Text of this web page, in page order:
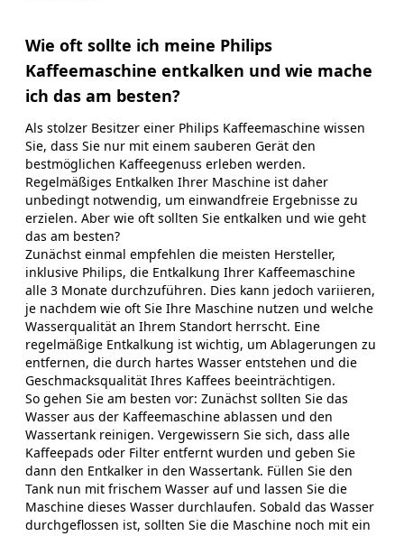
Wie oft sollte ich meine Philips
Kaffeemaschine entkalken und wie mache
ich das am besten?
Als stolzer Besitzer einer Philips Kaffeemaschine wissen
Sie, dass Sie nur mit einem sauberen Gerät den
bestmöglichen Kaffeegenuss erleben werden.
Regelmäßiges Entkalken Ihrer Maschine ist daher
unbedingt notwendig, um einwandfreie Ergebnisse zu
erzielen. Aber wie oft sollten Sie entkalken und wie geht
das am besten?
Zunächst einmal empfehlen die meisten Hersteller,
inklusive Philips, die Entkalkung Ihrer Kaffeemaschine
alle 3 Monate durchzuführen. Dies kann jedoch variieren,
je nachdem wie oft Sie Ihre Maschine nutzen und welche
Wasserqualität an Ihrem Standort herrscht. Eine
regelmäßige Entkalkung ist wichtig, um Ablagerungen zu
entfernen, die durch hartes Wasser entstehen und die
Geschmacksqualität Ihres Kaffees beeinträchtigen.
So gehen Sie am besten vor: Zunächst sollten Sie das
Wasser aus der Kaffeemaschine ablassen und den
Wassertank reinigen. Vergewissern Sie sich, dass alle
Kaffeepads oder Filter entfernt wurden und geben Sie
dann den Entkalker in den Wassertank. Füllen Sie den
Tank nun mit frischem Wasser auf und lassen Sie die
Maschine dieses Wasser durchlaufen. Sobald das Wasser
durchgeflossen ist, sollten Sie die Maschine noch mit ein